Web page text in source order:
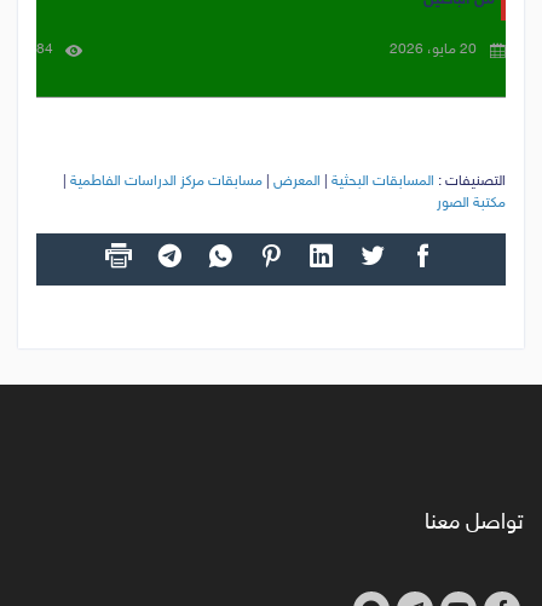
20 مايو، 2026 84
التصنيفات : المسابقات البحثية المعرض مسابقات مركز الدراسات الفاطمية
مكتبة الصور
تواصل معنا